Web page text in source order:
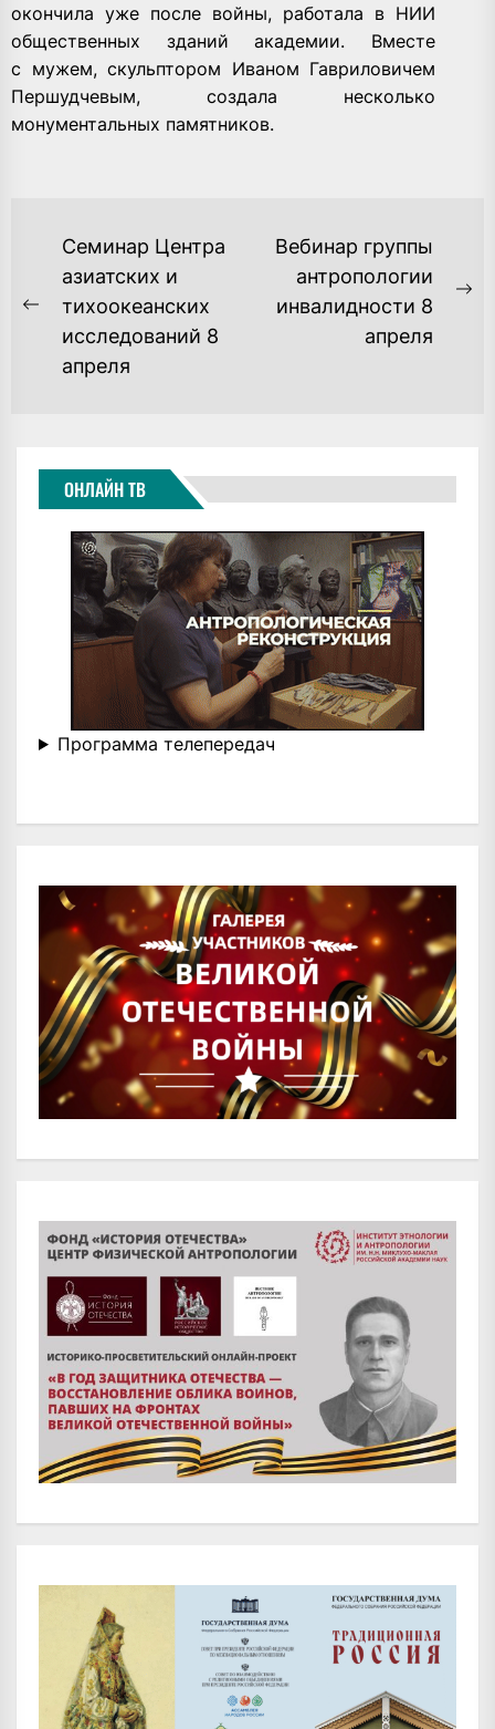
окончила уже после войны, работала в НИИ
общественных зданий академии. Вместе
с мужем, скульптором Иваном Гавриловичем
Першудчевым, создала несколько
монументальных памятников.
НАВИГАЦИЯ
ЗАПИСЯМ
Previous
post:
Семинар Центра
азиатских и
тихоокеанских
исследований 8
апреля
Вебинар группы
антропологии
инвалидности 8
апреля
ОНЛАЙН ТВ
Программа телепередач